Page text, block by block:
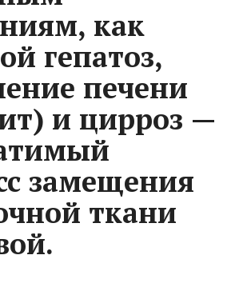
как
гепатоз,
печени
и цирроз —
замещения
ткани